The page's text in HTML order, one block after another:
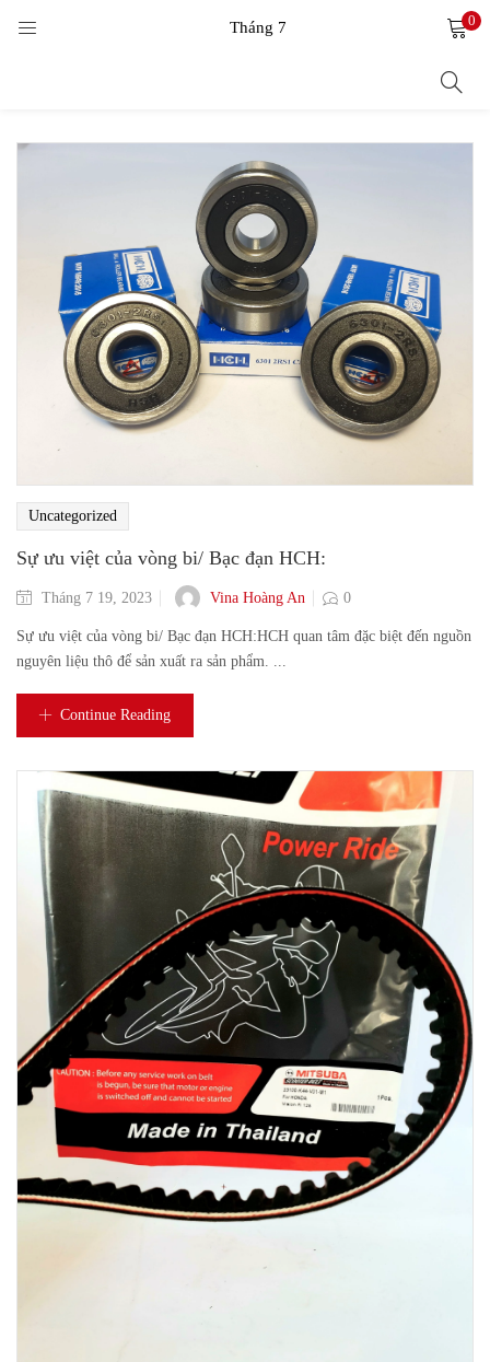
Tháng 7 0
Uncategorized
Sự ưu việt của vòng bi/ Bạc đạn HCH:
Tháng 7 19, 2023 Vina Hoàng An 0
Sự ưu việt của vòng bi/ Bạc đạn HCH:HCH quan tâm đặc biệt đến nguồn
nguyên liệu thô để sản xuất ra sản phẩm. ...
Continue Reading
Remember me
Login
Lost password?